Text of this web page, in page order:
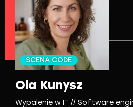
SCENA CODE
Ola Kunysz
Wypalenie w IT // Software